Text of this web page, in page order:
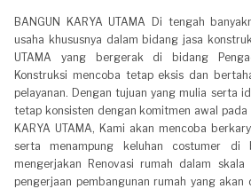
BANGUN KARYA UTAMA Di tengah
usaha khususnya dalam bidang jasa
UTAMA yang bergerak di bidang
Konstruksi mencoba tetap eksis dan
pelayanan. Dengan tujuan yang mulia serta
tetap konsisten dengan komitmen awal pada
KARYA UTAMA, Kami akan mencoba
serta menampung keluhan costumer di
mengerjakan Renovasi rumah dalam
pengerjaan pembangunan rumah yang akan